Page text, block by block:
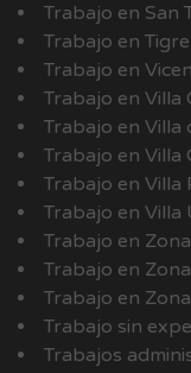
Trabajo en San
Trabajo en Tigre
Trabajo en
Trabajo en Villa
Trabajo en Villa
Trabajo en Villa
Trabajo en Villa
Trabajo en Villa
Trabajo en
Trabajo en
Trabajo en
Trabajo sin
Trabajos